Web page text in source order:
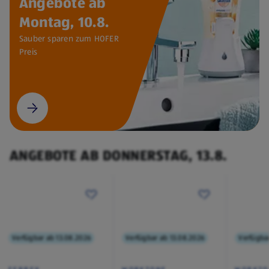
Montag, 10.8.
Sauber sparen zum HOFER
Preis
ANGEBOTE AB DONNERSTAG, 13.8.
Verfügbar ab 13.08.2026 Verfügbar ab 13.08.2026